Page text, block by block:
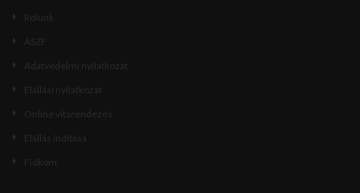
Rólunk
ÁSZF
Adatvédelmi nyilatkozat
Elállási nyilatkozat
Online vitarendezés
Elállás indítása
Fiókom